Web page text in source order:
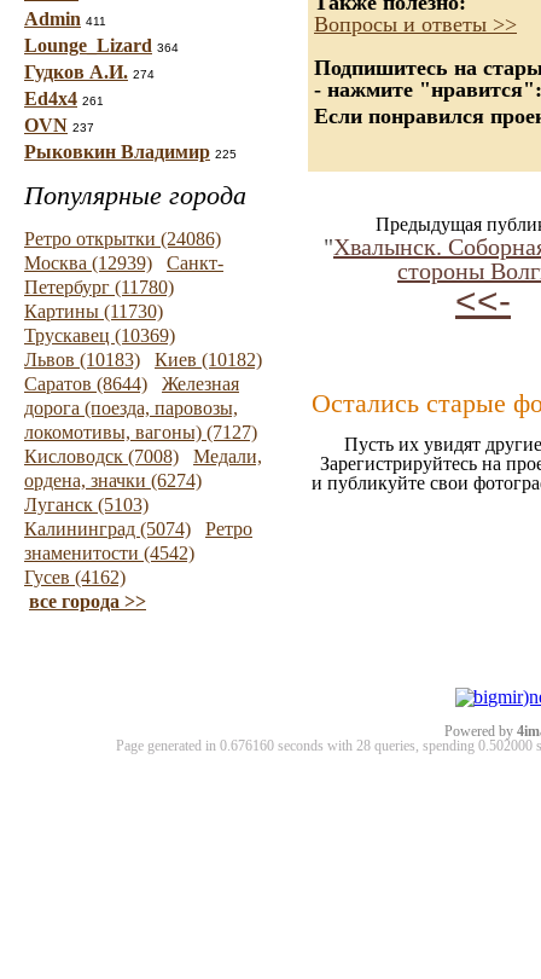
Admin 411
Lounge_Lizard 364
Гудков А.И. 274
Ed4x4 261
OVN 237
Рыковкин Владимир 225
Популярные города
Ретро открытки (24086)
Москва (12939)
Санкт-
Петербург (11780)
Картины (11730)
Трускавец (10369)
Львов (10183)
Киев (10182)
Саратов (8644)
Железная
дорога (поезда, паровозы,
локомотивы, вагоны) (7127)
Кисловодск (7008)
Медали,
ордена, значки (6274)
Луганск (5103)
Калининград (5074)
Ретро
знаменитости (4542)
Гусев (4162)
все города >>
Вопросы и ответы >>
Подпишитесь на
- нажмите "нравится":
Если понравился
Предыдущая
"Хвалынск.
стороны
<<-
Остались старые
Пусть их увидят
Зарегистрируйтесь на
и публикуйте свои
Powered by
Page generated in 0.676160 seconds with 28 queries, spending